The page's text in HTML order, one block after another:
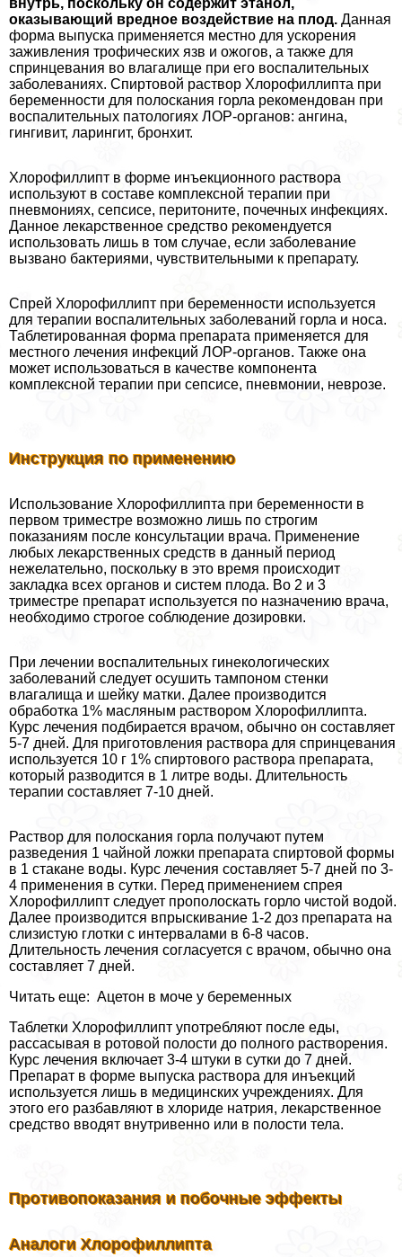
внутрь, поскольку он содержит этанол,
оказывающий вредное воздействие на плод. Данная
форма выпуска применяется местно для ускорения
заживления трофических язв и ожогов, а также для
спринцевания во влагалище при его воспалительных
заболеваниях. Спиртовой раствор Хлорофиллипта при
беременности для полоскания горла рекомендован при
воспалительных патологиях ЛОР-органов: ангина,
гингивит, ларингит, бронхит.
Хлорофиллипт в форме инъекционного раствора
используют в составе комплексной терапии при
пневмониях, сепсисе, перитоните, почечных инфекциях.
Данное лекарственное средство рекомендуется
использовать лишь в том случае, если заболевание
вызвано бактериями, чувствительными к препарату.
Спрей Хлорофиллипт при беременности используется
для терапии воспалительных заболеваний горла и носа.
Таблетированная форма препарата применяется для
местного лечения инфекций ЛОР-органов. Также она
может использоваться в качестве компонента
комплексной терапии при сепсисе, пневмонии, неврозе.
Инструкция по применению
Использование Хлорофиллипта при беременности в
первом триместре возможно лишь по строгим
показаниям после консультации врача. Применение
любых лекарственных средств в данный период
нежелательно, поскольку в это время происходит
закладка всех органов и систем плода. Во 2 и 3
триместре препарат используется по назначению врача,
необходимо строгое соблюдение дозировки.
При лечении воспалительных гинекологических
заболеваний следует осушить тампоном стенки
влагалища и шейку матки. Далее производится
обработка 1% масляным раствором Хлорофиллипта.
Курс лечения подбирается врачом, обычно он составляет
5-7 дней. Для приготовления раствора для спринцевания
используется 10 г 1% спиртового раствора препарата,
который разводится в 1 литре воды. Длительность
терапии составляет 7-10 дней.
Раствор для полоскания горла получают путем
разведения 1 чайной ложки препарата спиртовой формы
в 1 стакане воды. Курс лечения составляет 5-7 дней по 3-
4 применения в сутки. Перед применением спрея
Хлорофиллипт следует прополоскать горло чистой водой.
Далее производится впрыскивание 1-2 доз препарата на
слизистую глотки с интервалами в 6-8 часов.
Длительность лечения согласуется с врачом, обычно она
составляет 7 дней.
Читать еще: Ацетон в моче у беременных
Таблетки Хлорофиллипт употрeбляют после еды,
рассасывая в ротовой полости до полного растворения.
Курс лечения включает 3-4 штуки в сутки до 7 дней.
Препарат в форме выпуска раствора для инъекций
используется лишь в медицинских учреждениях. Для
этого его разбавляют в хлориде натрия, лекарственное
средство вводят внутривенно или в полости тела.
Противопоказания и побочные эффекты
Аналоги Хлорофиллипта